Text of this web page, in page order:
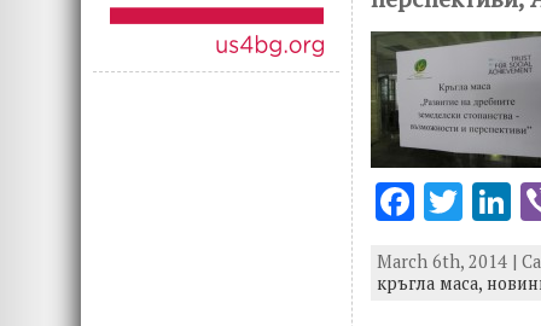
o
k
n
F
ac
e
T
w
it
n
k
March 6th, 2014 |
кръгла маса,